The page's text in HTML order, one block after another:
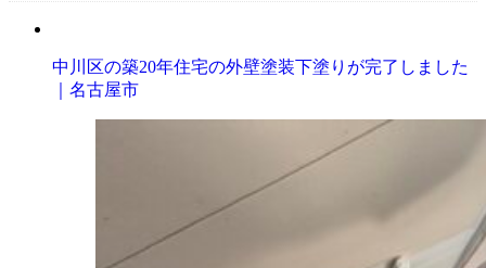
中川区の築20年住宅の外壁塗装下塗りが完了しました
｜名古屋市